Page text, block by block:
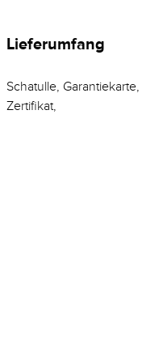
Lieferumfang
Schatulle, Garantiekarte,
Zertifikat,